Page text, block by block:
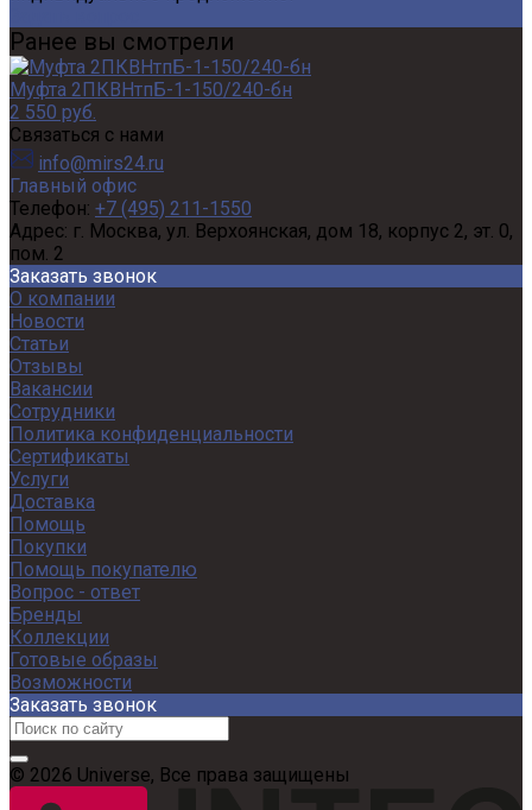
Ранее вы смотрели
Муфта 2ПКВНтпБ-1-150/240-бн
2 550 руб.
Связаться с нами
info@mirs24.ru
Главный офис
Телефон: +7 (495) 211-1550
Адрес: г. Москва, ул. Верхоянская, дом 18, корпус 2, эт. 0,
пом. 2
Заказать звонок
О компании
Новости
Статьи
Отзывы
Вакансии
Сотрудники
Политика конфиденциальности
Сертификаты
Услуги
Доставка
Помощь
Покупки
Помощь покупателю
Вопрос - ответ
Бренды
Коллекции
Готовые образы
Возможности
Заказать звонок
© 2026 Universe, Все права защищены